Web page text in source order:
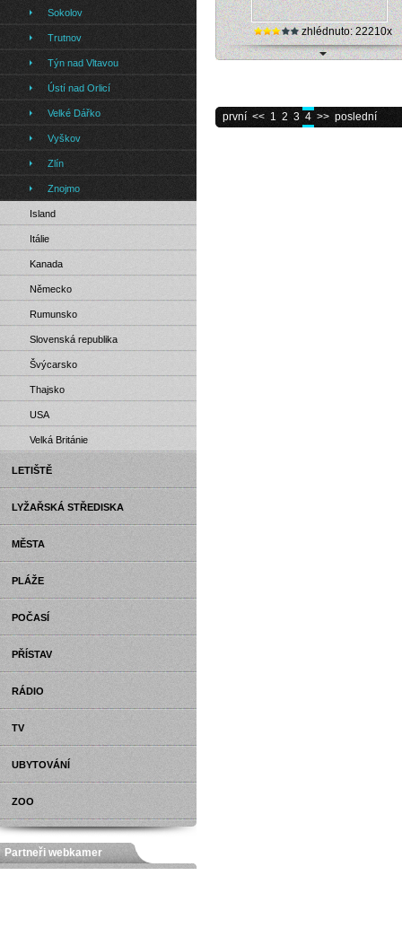
zhlédnuto: 22210x
první << 1 2 3 4 >> poslední
Sokolov
Trutnov
Týn nad Vltavou
Ústí nad Orlicí
Velké Dářko
Vyškov
Zlín
Znojmo
Island
Itálie
Kanada
Německo
Rumunsko
Slovenská republika
Švýcarsko
Thajsko
USA
Velká Británie
LETIŠTĚ
LYŽAŘSKÁ STŘEDISKA
MĚSTA
PLÁŽE
POČASÍ
PŘÍSTAV
RÁDIO
TV
UBYTOVÁNÍ
ZOO
Partneři webkamer